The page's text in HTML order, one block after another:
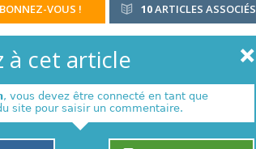
10ARTICLES ASSOCIÉS
VOUS !
à cet article
, vous devez être connecté en tant que
site pour saisir un commentaire.